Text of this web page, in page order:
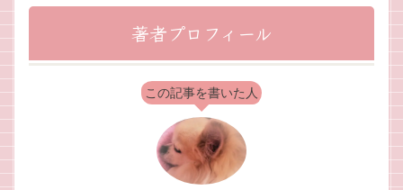
著者プロフィール
この記事を書いた人